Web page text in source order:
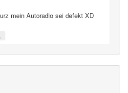
mein Autoradio sei defekt XD